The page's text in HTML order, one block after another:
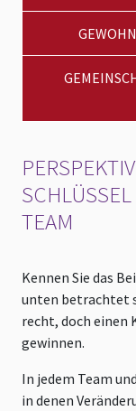
TEAM
Kennen Sie das
unten betrachtet
recht, doch einen
gewinnen.
In jedem Team
in denen